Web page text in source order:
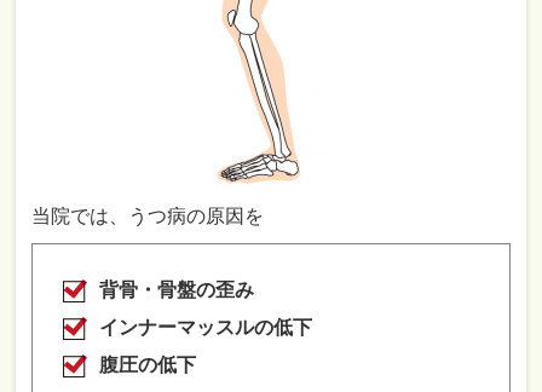
当院では、うつ病の原因を
背骨・骨盤の歪み
インナーマッスルの低下
腹圧の低下